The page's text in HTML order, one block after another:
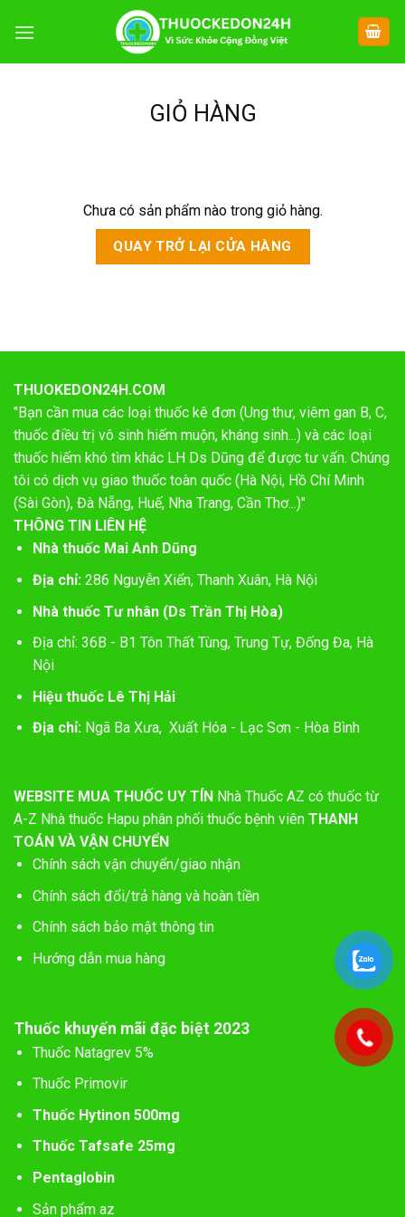
đến
GIỎ HÀNG
Chưa có sản phẩm nào trong giỏ hàng.
QUAY TRỞ LẠI CỬA HÀNG
THUOKEDON24H.COM
"Bạn cần mua các loại thuốc kê đơn (Ung thư, viêm gan B, C,
thuốc điều trị vô sinh hiếm muộn, kháng sinh...) và các loại
thuốc hiếm khó tìm khác LH Ds Dũng để được tư vấn. Chúng
tôi có dịch vụ giao thuốc toàn quốc (Hà Nội, Hồ Chí Minh
(Sài Gòn), Đà Nẵng, Huế, Nha Trang, Cần Thơ...)"
THÔNG TIN LIÊN HỆ
Nhà thuốc Mai Anh Dũng
Địa chỉ:286 Nguyễn Xiển, Thanh Xuân, Hà Nội
Nhà thuốc Tư nhân (Ds Trần Thị Hòa)
Địa chỉ: 36B - B1 Tôn Thất Tùng, Trung Tự, Đống Đa, Hà
Nội
Hiệu thuốc Lê Thị Hải
Địa chỉ: Ngã Ba Xưa, Xuất Hóa - Lạc Sơn - Hòa Bình
WEBSITE MUA THUỐC UY TÍN Nhà Thuốc AZ có thuốc từ
A-Z Nhà thuốc Hapu phân phối thuốc bệnh viên THANH
TOÁN VÀ VẬN CHUYỂN
Chính sách vận chuyển/giao nhận
Chính sách đổi/trả hàng và hoàn tiền
Chính sách bảo mật thông tin
Hướng dẫn mua hàng
Thuốc khuyến mãi đặc biệt 2023
Thuốc Natagrev 5%
Thuốc Primovir
Thuốc Hytinon 500mg
Thuốc Tafsafe 25mg
Pentaglobin
Sản phẩm az